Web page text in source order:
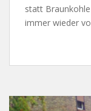
statt
immer wieder